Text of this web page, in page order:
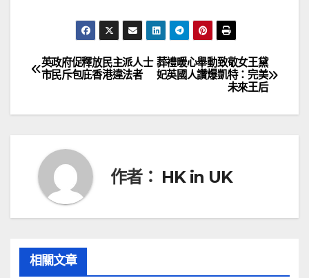
文
覽
葬禮暖心舉動致敬女王黛
妃英國人讚爆凱特：完美
未來王后
英政府促釋放民主派人士
市民斥包庇香港違法者
作者： HK in UK
相關文章